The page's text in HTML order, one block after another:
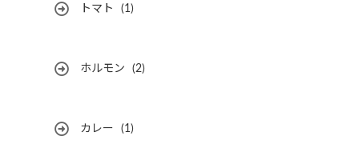
トマト (1)
ホルモン (2)
カレー (1)